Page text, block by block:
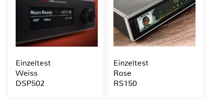
Einzeltest
Weiss
DSP502
Einzeltest
Rose
RS150